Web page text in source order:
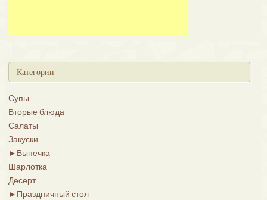
Категории
Супы
Вторые блюда
Салаты
Закуски
► Выпечка
Шарлотка
Десерт
► Праздничный стол